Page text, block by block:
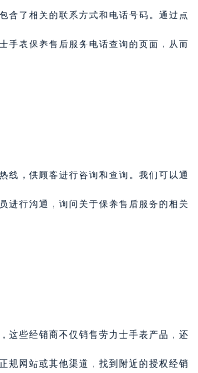
含了相关的联系方式和电话号码。通过点
手表保养售后服务电话查询的页面，从而
线，供顾客进行咨询和查询。我们可以通
进行沟通，询问关于保养售后服务的相关
这些经销商不仅销售劳力士手表产品，还
规网站或其他渠道，找到附近的授权经销